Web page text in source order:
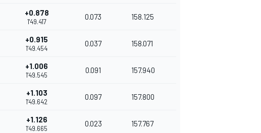
+0.878
1'49.417
0.073 158.125
+0.915
1'49.454
0.037 158.071
+1.006
1'49.545
0.091 157.940
+1.103
1'49.642
0.097 157.800
+1.126
1'49.665
0.023 157.767